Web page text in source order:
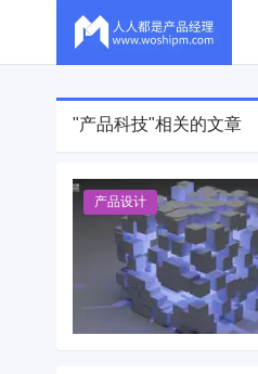
"产品科技"相关的文章
产品设计